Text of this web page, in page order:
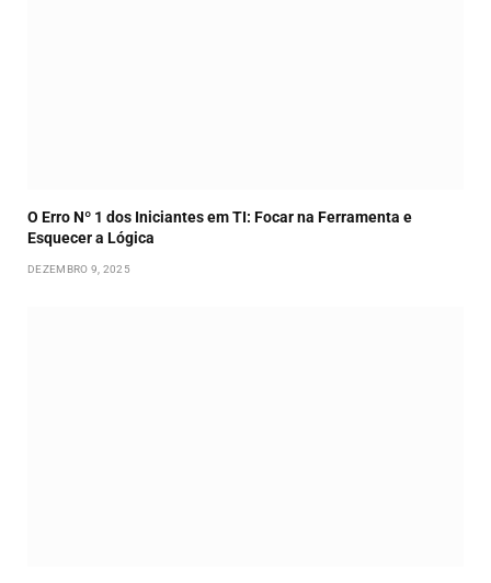
O Erro Nº 1 dos Iniciantes em TI: Focar na Ferramenta e
Esquecer a Lógica
DEZEMBRO 9, 2025